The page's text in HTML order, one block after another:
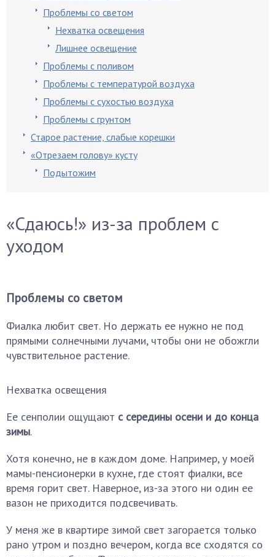
Проблемы со светом
Нехватка освещения
Лишнее освещение
Проблемы с поливом
Проблемы с температурой воздуха
Проблемы с сухостью воздуха
Проблемы с грунтом
Старое растение, слабые корешки
«Отрезаем голову» кусту
Подытожим
«Сдаюсь!» из-за проблем с
уходом
Проблемы со светом
Фиалка любит свет. Но держать ее нужно не под
прямыми солнечными лучами, чтобы они не обожгли
чувствительное растение.
Нехватка освещения
Ее сенполии ощущают с середины осени и до конца
зимы.
Хотя конечно, не в каждом доме. Например, у моей
мамы-пенсионерки в кухне, где стоят фиалки, все
время горит свет. Наверное, из-за этого ни один ее
вазон не приходится подсвечивать.
У меня же в квартире зимой свет загорается только
рано утром и поздно вечером, когда все сходятся со